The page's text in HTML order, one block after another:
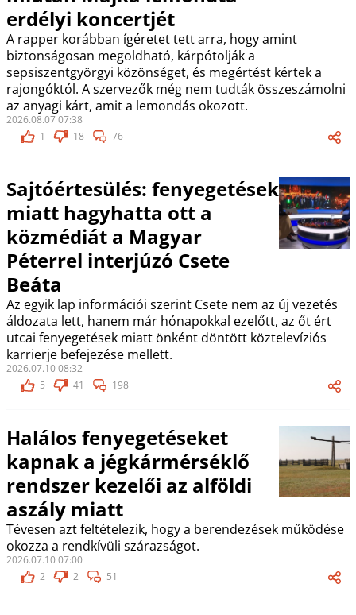
erdélyi koncertjét
A rapper korábban ígéretet tett arra, hogy amint
biztonságosan megoldható, kárpótolják a
sepsiszentgyörgyi közönséget, és megértést kértek a
rajongóktól. A szervezők még nem tudták összeszámolni
az anyagi kárt, amit a lemondás okozott.
2026.08.07 07:38
1
18 76
Sajtóértesülés: fenyegetések
miatt hagyhatta ott a
közmédiát a Magyar
Péterrel interjúzó Csete
Beáta
Az egyik lap információi szerint Csete nem az új vezetés
áldozata lett, hanem már hónapokkal ezelőtt, az őt ért
utcai fenyegetések miatt önként döntött köztelevíziós
karrierje befejezése mellett.
2026.07.10 08:32
5
41 198
Halálos fenyegetéseket
kapnak a jégkármérséklő
rendszer kezelői az alföldi
aszály miatt
Tévesen azt feltételezik, hogy a berendezések működése
okozza a rendkívüli szárazságot.
2026.07.10 07:00
2
2 51